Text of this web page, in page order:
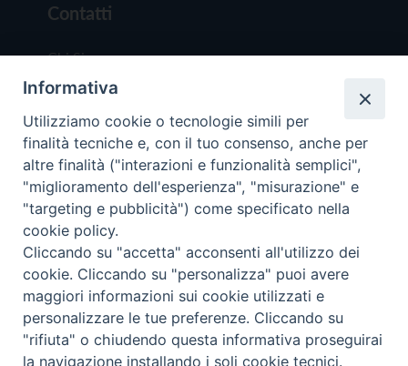
Contatti
Chi Siamo
Redazione
Scrivici
Copyright © 2019 - Tutti i diritti riservati - Vita
Trentina Editrice
Privacy Policy
Torna
Informativa
Utilizziamo cookie o tecnologie simili per
finalità tecniche e, con il tuo consenso, anche per
altre finalità ("interazioni e funzionalità semplici",
"miglioramento dell'esperienza", "misurazione" e
"targeting e pubblicità") come specificato nella
cookie policy.
Cliccando su "accetta" acconsenti all'utilizzo dei
cookie. Cliccando su "personalizza" puoi avere
maggiori informazioni sui cookie utilizzati e
personalizzare le tue preferenze. Cliccando su
"rifiuta" o chiudendo questa informativa proseguirai
la navigazione installando i soli cookie tecnici.